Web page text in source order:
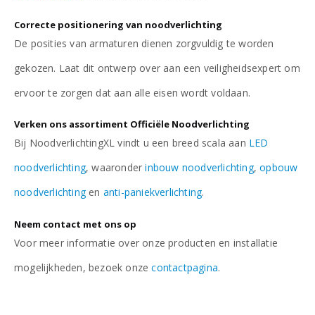
Correcte positionering van noodverlichting
De posities van armaturen dienen zorgvuldig te worden
gekozen. Laat dit ontwerp over aan een veiligheidsexpert om
ervoor te zorgen dat aan alle eisen wordt voldaan.
Verken ons assortiment Officiële Noodverlichting
Bij NoodverlichtingXL vindt u een breed scala aan LED
noodverlichting, waaronderinbouw noodverlichting,opbouw
noodverlichtingen anti-paniekverlichting.
Neem contact met ons op
Voor meer informatie over onze producten en installatie
mogelijkheden, bezoek onzecontactpagina.